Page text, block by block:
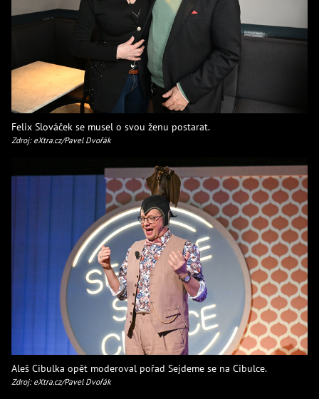
Felix Slováček se musel o svou ženu postarat.
Zdroj: eXtra.cz/Pavel Dvořák
Aleš Cibulka opět moderoval pořad Sejdeme se na Cibulce.
Zdroj: eXtra.cz/Pavel Dvořák